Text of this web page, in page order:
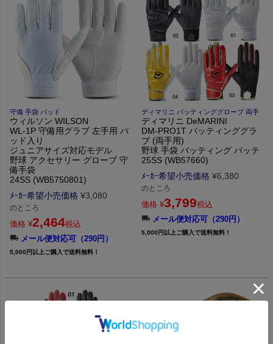
守備 手袋 パッド
ウィルソン WILSON
WL-1P 守備用グラブ 左手用 パ
ッド入り
ジュニアサイズ対応モデル
野球 アクセサリー グローブ 守
備手袋
24SS (WB5750801)
ﾒｰｶｰ希望小売価格 ¥3,080
のところ
価格 ¥2,464税込
メール便対応可（290円）
5,000円以上ご購入で送料無料！
ディマリニ バッティンググローブ 両手
ディマリニ DeMARINI
DM-PRO1T バッティンググラ
ブ (両手用)
野球 手袋 バッティング バッテ
25SS (WB57660)
ﾒｰｶｰ希望小売価格 ¥6,380
のところ
価格 ¥3,799税込
メール便対応可（290円）
5,000円以上ご購入で送料無料！